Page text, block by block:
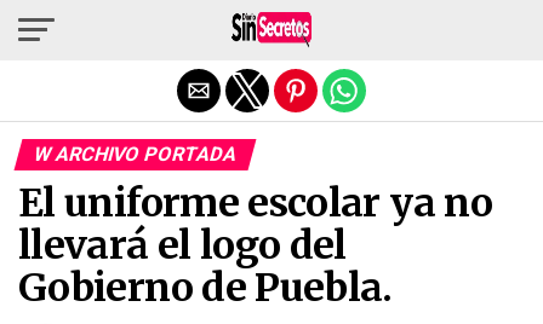
W ARCHIVO PORTADA
El uniforme escolar ya no
llevará el logo del
Gobierno de Puebla.
Salir de la versión móvil